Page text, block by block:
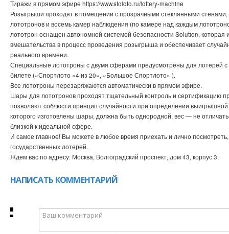
Тиражи в прямом эфире https://www.stoloto.ru/lottery-machine
Розыгрыши проходят в помещении с прозрачными стеклянными стенами,
лототронов и восемь камер наблюдения (по камере над каждым
лототрон оснащен автономной системой безопасности Solution, которая
вмешательства в процесс проведения розыгрыша и обеспечивает
реального времени.
Специальные лототроны с двумя сферами предусмотрены для лотерей
билете («Спортлото «4 из 20», «Большое Спортлото» ).
Все лототроны перезаряжаются автоматически в прямом эфире.
Шары для лототронов проходят тщательный контроль и сертификацию
позволяют соблюсти принцип случайности при определении
которого изготовлены шары, должна быть однородной, вес — не
близкой к идеальной сфере.
И самое главное! Вы можете в любое время приехать и лично
государственных лотерей.
Ждем вас по адресу: Москва, Волгоградский проспект, дом 43, корпус 3.
НАПИСАТЬ КОММЕНТАРИЙ